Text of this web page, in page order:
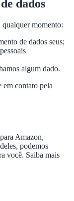
dados
momento:
de dados seus;
algum dado.
em contato pela
Amazon,
podemos
você. Saiba mais